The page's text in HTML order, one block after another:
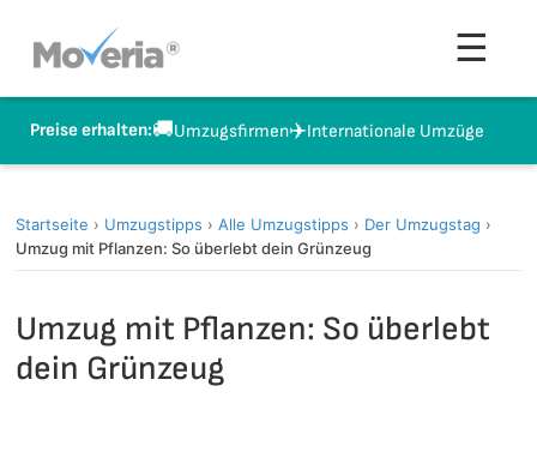
Inhalt
springen
☰
Preise erhalten:🚚Umzugsfirmen✈️Internationale Umzüge
Startseite › Umzugstipps › Alle Umzugstipps › Der Umzugstag ›
Umzug mit Pflanzen: So überlebt dein Grünzeug
Umzug mit Pflanzen: So überlebt
dein Grünzeug